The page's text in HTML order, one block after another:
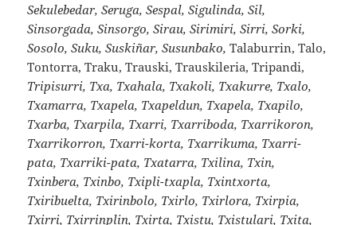
Sekulebedar, Seruga, Sespal, Sigulinda, Sil,
Sinsorgada, Sinsorgo, Sirau, Sirimiri, Sirri, Sorki,
Sosolo, Suku, Suskiñar, Susunbako, Talaburrin, Talo,
Tontorra, Traku, Trauski, Trauskileria, Tripandi,
Tripisurri, Txa, Txahala, Txakoli, Txakurre, Txalo,
Txamarra, Txapela, Txapeldun, Txapela, Txapilo,
Txarba, Txarpila, Txarri, Txarriboda, Txarrikoron,
Txarrikorron, Txarri-korta, Txarrikuma, Txarri-
pata, Txarriki-pata, Txatarra, Txilina, Txin,
Txinbera, Txinbo, Txipli-txapla, Txintxorta,
Txiribuelta, Txirinbolo, Txirlo, Txirlora, Txirpia,
Txirri, Txirrinplin, Txirta, Txistu, Txistulari, Txita,